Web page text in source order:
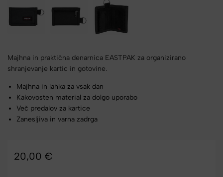
Majhna in praktična denarnica EASTPAK za organizirano
shranjevanje kartic in gotovine.
Majhna in lahka za vsak dan
Kakovosten material za dolgo uporabo
Več predalov za kartice
Zanesljiva in varna zadrga
20,00 €